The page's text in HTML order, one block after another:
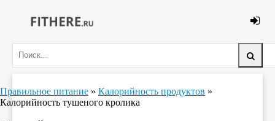
Правильное питание » Калорийность продуктов »
Калорийность тушеного кролика